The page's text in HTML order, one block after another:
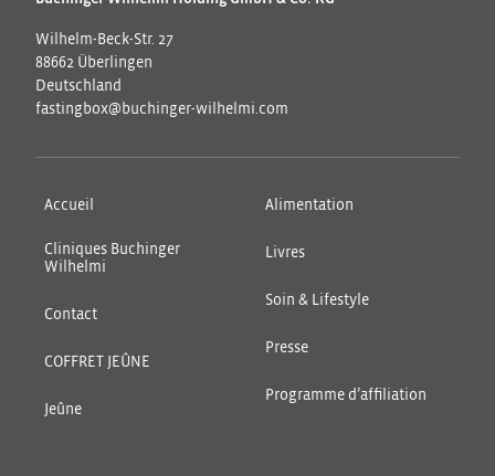
Wilhelm-Beck-Str. 27
88662 Überlingen
Deutschland
fastingbox@buchinger-wilhelmi.com
Accueil
Cliniques Buchinger
Wilhelmi
Contact
COFFRET JEÛNE
Jeûne
Alimentation
Livres
Soin & Lifestyle
Presse
Programme d’affiliation